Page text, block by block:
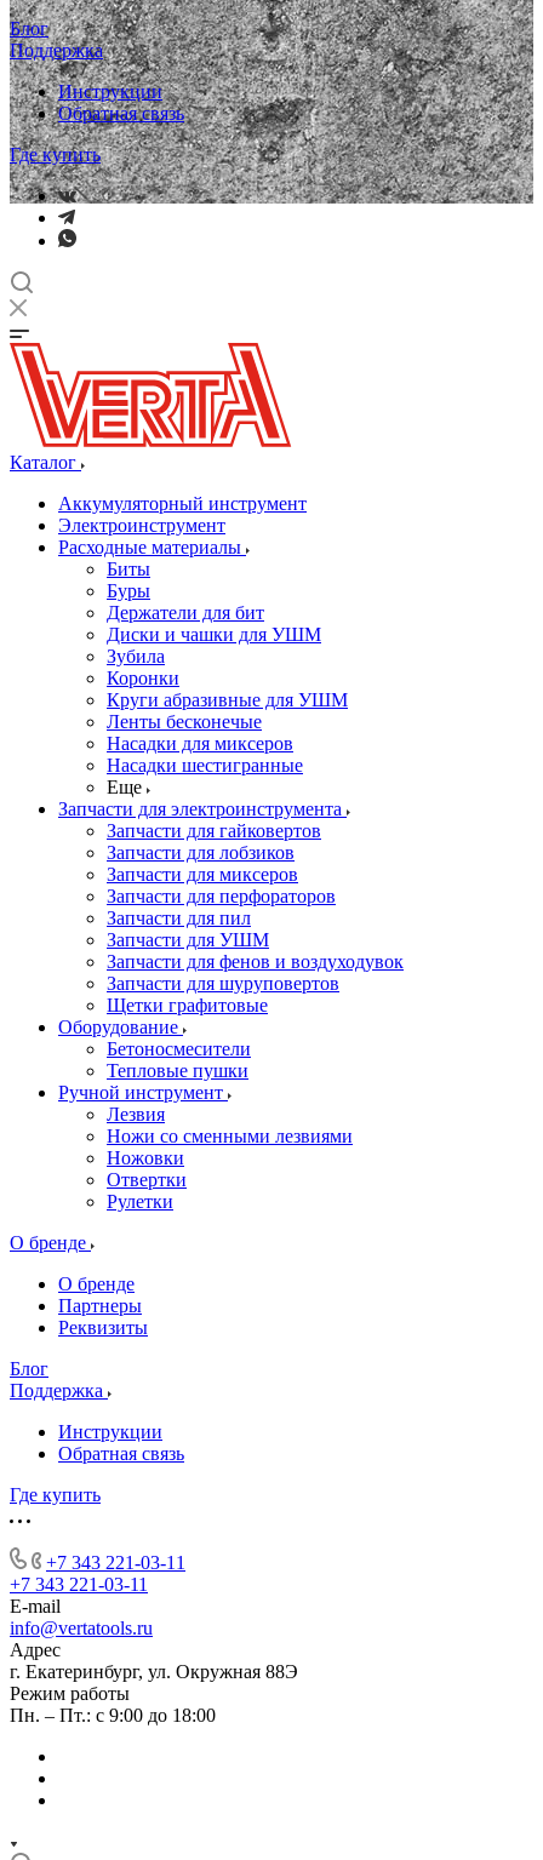
Блог
Поддержка
Инструкции
Обратная связь
Где купить
Каталог
Аккумуляторный инструмент
Электроинструмент
Расходные материалы
Биты
Буры
Держатели для бит
Диски и чашки для УШМ
Зубила
Коронки
Круги абразивные для УШМ
Ленты бесконечые
Насадки для миксеров
Насадки шестигранные
Еще
Запчасти для электроинструмента
Запчасти для гайковертов
Запчасти для лобзиков
Запчасти для миксеров
Запчасти для перфораторов
Запчасти для пил
Запчасти для УШМ
Запчасти для фенов и воздуходувок
Запчасти для шуруповертов
Щетки графитовые
Оборудование
Бетоносмесители
Тепловые пушки
Ручной инструмент
Лезвия
Ножи со сменными лезвиями
Ножовки
Отвертки
Рулетки
О бренде
О бренде
Партнеры
Реквизиты
Блог
Поддержка
Инструкции
Обратная связь
Где купить
+7 343 221-03-11
+7 343 221-03-11
E-mail
info@vertatools.ru
Адрес
г. Екатеринбург, ул. Окружная 88Э
Режим работы
Пн. – Пт.: с 9:00 до 18:00